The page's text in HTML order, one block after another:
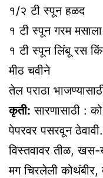
१/२ टी स्पून हळद
१ टी स्पून गरम मसाला
१ टी स्पून लिंबू रस
मीठ चवीने
तेल पराठा
कृती: सारणासाठी :
पेपरवर पसरवून
विस्तवावर तीळ,
मग चिरलेली